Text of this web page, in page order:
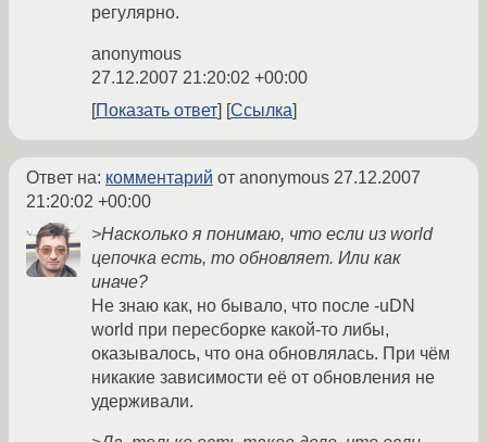
регулярно.
anonymous
27.12.2007 21:20:02 +00:00
Показать ответ
Ссылка
Ответ на: комментарий от anonymous 27.12.2007
21:20:02 +00:00
>Насколько я понимаю, что если из world
цепочка есть, то обновляет. Или как
иначе?
Не знаю как, но бывало, что после -uDN
world при пересборке какой-то либы,
оказывалось, что она обновлялась. При чём
никакие зависимости её от обновления не
удерживали.